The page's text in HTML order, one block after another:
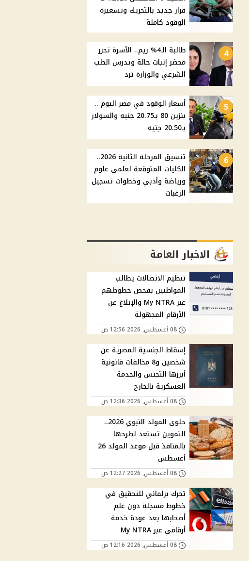
قرار جديد بالتحريك وتسعيرة
الوقود كاملة
4
طالبة الـ4% ريم.. الأسرة تحرر
محضر إثبات حالة وتدرس الطب
الشرعي والوزارة ترد
5
أسعار الوقود في مصر اليوم ..
بنزين 80 بـ20.75 جنيه والسولار
بـ20.50 جنيه
6
تنسيق المرحلة الثانية 2026..
الكليات المتوقعة لعلمي علوم
ورياضة وأدبي وخطوات تسجيل
الرغبات
الاخبار العامة
تنظيم الاتصالات يطالب
المواطنين بفحص خطوطهم
عبر My NTRA والإبلاغ عن
الأرقام المجهولة
08 أغسطس, 2026 12:56 ص
إسقاط الجنسية المصرية عن
شخصين و8 مخالفات قانونية
أبرزها التجنس والخدمة
العسكرية بالخارج
08 أغسطس, 2026 12:36 ص
حلوى المولد النبوي 2026..
التموين تستعد لطرحها
بالمنافذ قبل موعد المولد 26
أغسطس
08 أغسطس, 2026 12:27 ص
تحرك برلماني للتحقيق في
خطوط مسجلة دون علم
أصحابها بعد عودة خدمة
أرقامي عبر My NTRA
08 أغسطس, 2026 12:16 ص